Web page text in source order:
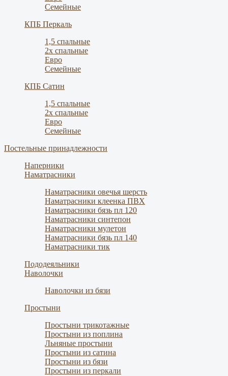
Семейные
КПБ Перкаль
1,5 спальные
2х спальные
Евро
Семейные
КПБ Сатин
1,5 спальные
2х спальные
Евро
Семейные
Постельные принадлежности
Наперники
Наматрасники
Наматрасники овечья шерсть
Наматрасники клеенка ПВХ
Наматрасники бязь пл 120
Наматрасники синтепон
Наматрасники мулетон
Наматрасники бязь пл 140
Наматрасники тик
Пододеяльники
Наволочки
Наволочки из бязи
Простыни
Простыни трикотажные
Простыни из поплина
Льняные простыни
Простыни из сатина
Простыни из бязи
Простыни из перкали